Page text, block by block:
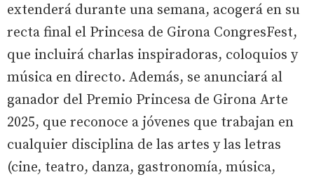
extenderá durante una semana, acogerá en su
recta final el Princesa de Girona CongresFest,
que incluirá charlas inspiradoras, coloquios y
música en directo. Además, se anunciará al
ganador del Premio Princesa de Girona Arte
2025, que reconoce a jóvenes que trabajan en
cualquier disciplina de las artes y las letras
(cine, teatro, danza, gastronomía, música,